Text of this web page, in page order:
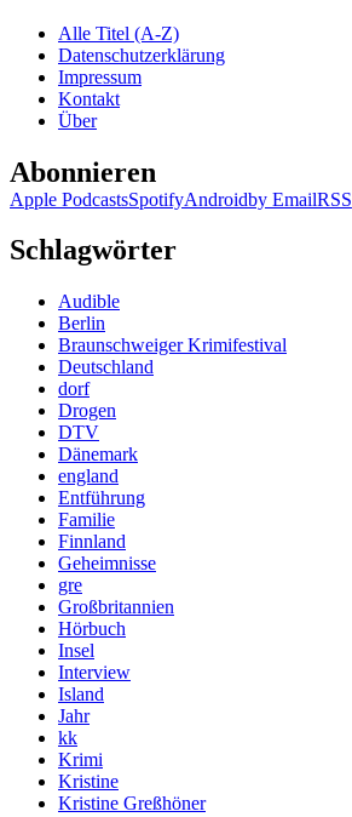
Alle Titel (A-Z)
Datenschutzerklärung
Impressum
Kontakt
Über
Abonnieren
Apple PodcastsSpotifyAndroidby EmailRSS
Schlagwörter
Audible
Berlin
Braunschweiger Krimifestival
Deutschland
dorf
Drogen
DTV
Dänemark
england
Entführung
Familie
Finnland
Geheimnisse
gre
Großbritannien
Hörbuch
Insel
Interview
Island
Jahr
kk
Krimi
Kristine
Kristine Greßhöner